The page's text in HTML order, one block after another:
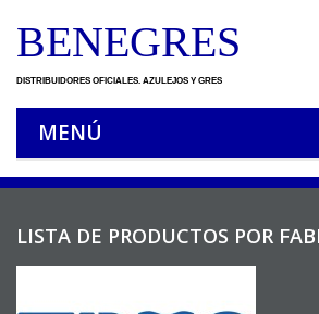
BENEGRES
DISTRIBUIDORES OFICIALES. AZULEJOS Y GRES
MENÚ
LISTA DE PRODUCTOS POR